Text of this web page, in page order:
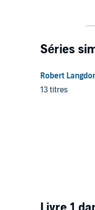
Séries
Robert
13 titres